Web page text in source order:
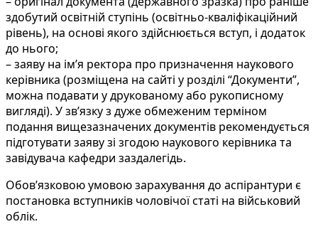
здобутий освітній ступінь (освітньо-кваліфікаційний
рівень), на основі якого здійснюється вступ, і додаток
до нього;
– заяву на ім’я ректора про призначення наукового
керівника (розміщена на сайті у розділі “Документи”,
можна подавати у друкованому або рукописному
вигляді). У зв’язку з дуже обмеженим терміном
подання вищезазначених документів рекомендується
підготувати заяву зі згодою наукового керівника та
завідувача кафедри заздалегідь.
Обов’язковою умовою зарахування до аспірантури є
постановка вступників чоловічої статі на військовий
облік.